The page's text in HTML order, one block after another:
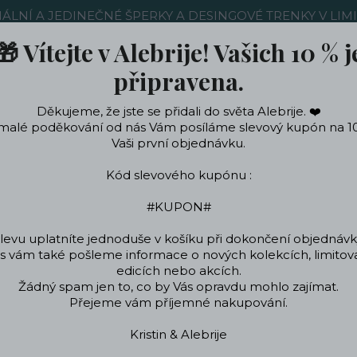
A JEDINEČNÉ ŠPERKY A DESINGOVÉ TRENKY V
Nákup u nás Kontakty Ochrana soukromí Blog
Hledat
a doplňky
Designové oblečení Originální punčochy Samodržící punčochy
samodržící punčochy s
Vítejte v Alebrije! Vašich 10 %
připravena.
Děkujeme, že jste se přidali do světa Alebrije. ❤️
poděkování od nás Vám posíláme slevový kupón na
Vaši první objednávku.
Kód slevového kupónu :
#KUPON#
uplatníte jednoduše v košíku při dokončení
vám také pošleme informace o nových kolekcích,
edicích nebo akcích.
Žádný spam jen to, co by Vás opravdu mohlo zajímat.
Přejeme vám příjemné nakupování.
Kristin & Alebrije